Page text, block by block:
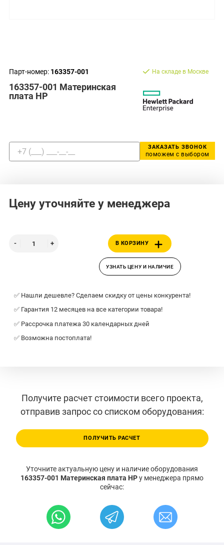
Парт-номер: 163357-001
163357-001 Материнская
плата HP
На складе в Москве
ЗАКАЗАТЬ ЗВОНОК
поможем с выбором
Цену уточняйте у менеджера
В КОРЗИНУ
УЗНАТЬ ЦЕНУ И НАЛИЧИЕ
✅ Нашли дешевле? Сделаем скидку от цены конкурента!
✅ Гарантия 12 месяцев на все категории товара!
✅ Рассрочка платежа 30 календарных дней
✅ Возможна постоплата!
Получите расчет стоимости всего проекта,
отправив запрос со списком оборудования:
ПОЛУЧИТЬ РАСЧЕТ
Уточните актуальную цену и наличие оборудования
163357-001 Материнская плата HPу менеджера прямо
сейчас: